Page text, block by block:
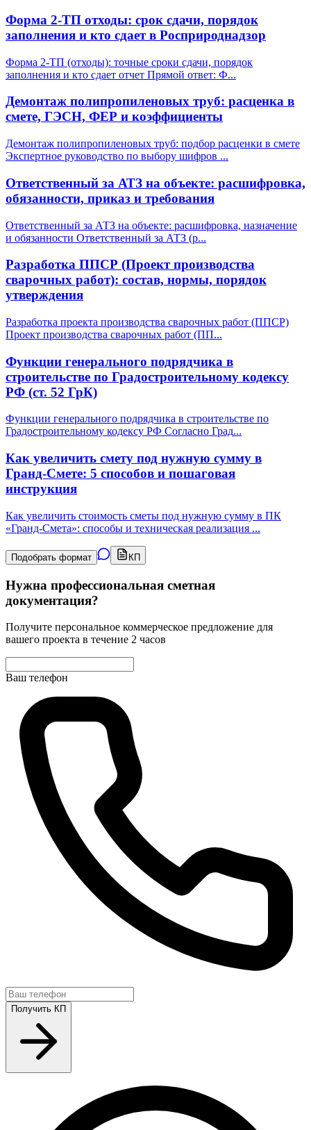
Форма 2-ТП отходы: срок сдачи, порядок
заполнения и кто сдает в Росприроднадзор
Форма 2-ТП (отходы): точные сроки сдачи, порядок
заполнения и кто сдает отчет Прямой ответ: Ф...
Демонтаж полипропиленовых труб: расценка в
смете, ГЭСН, ФЕР и коэффициенты
Демонтаж полипропиленовых труб: подбор расценки в смете
Экспертное руководство по выбору шифров ...
Ответственный за АТЗ на объекте: расшифровка,
обязанности, приказ и требования
Ответственный за АТЗ на объекте: расшифровка, назначение
и обязанности Ответственный за АТЗ (р...
Разработка ППСР (Проект производства
сварочных работ): состав, нормы, порядок
утверждения
Разработка проекта производства сварочных работ (ППСР)
Проект производства сварочных работ (ПП...
Функции генерального подрядчика в
строительстве по Градостроительному кодексу
РФ (ст. 52 ГрК)
Функции генерального подрядчика в строительстве по
Градостроительному кодексу РФ Согласно Град...
Как увеличить смету под нужную сумму в
Гранд-Смете: 5 способов и пошаговая
инструкция
Как увеличить стоимость сметы под нужную сумму в ПК
«Гранд-Смета»: способы и техническая реализация ...
Подобрать формат КП
Нужна профессиональная сметная
документация?
Получите персональное коммерческое предложение для
вашего проекта в течение 2 часов
Ваш телефон
Получить КП